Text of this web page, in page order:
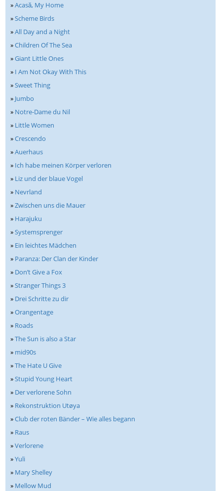
»Acasă, My Home
»Scheme Birds
»All Day and a Night
»Children Of The Sea
»Giant Little Ones
» I Am Not Okay With This
»Sweet Thing
» Jumbo
» Notre-Dame du Nil
» Little Women
»Crescendo
»Auerhaus
» Ich habe meinen Körper verloren
» Liz und der blaue Vogel
» Nevrland
»Zwischen uns die Mauer
» Harajuku
»Systemsprenger
» Ein leichtes Mädchen
» Paranza: Der Clan der Kinder
» Don’t Give a Fox
»Stranger Things 3
» Drei Schritte zu dir
»Orangentage
» Roads
»The Sun is also a Star
» mid90s
»The Hate U Give
»Stupid Young Heart
» Der verlorene Sohn
» Rekonstruktion Utøya
»Club der roten Bänder – Wie alles begann
» Raus
»Verlorene
»Yuli
» Mary Shelley
» Mellow Mud